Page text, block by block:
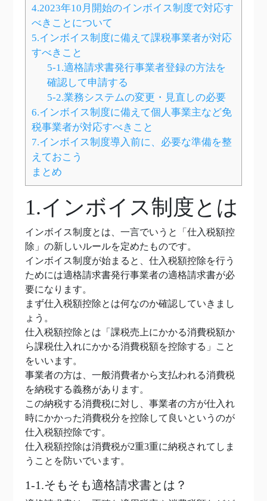
4.2023年10月開始のインボイス制度で対応す
べきことについて
5.インボイス制度に備えて課税事業者が対応
すべきこと
5-1.適格請求書発行事業者登録の方法を
確認して申請する
5-2.業務システムの変更・見直しの必要
6.インボイス制度に備えて個人事業主など免
税事業者が対応すべきこと
7.インボイス制度導入前に、必要な準備を整
えておこう
まとめ
1.インボイス制度とは
インボイス制度とは、一言でいうと「仕入税額控
除」の新しいルールを定めたものです。
インボイス制度が始まると、仕入税額控除を行う
ためには適格請求書発行事業者の適格請求書が必
要になります。
まず仕入税額控除とは何なのか確認していきまし
ょう。
仕入税額控除とは「課税売上にかかる消費税額か
ら課税仕入れにかかる消費税額を控除する」こと
をいいます。
事業者の方は、一般消費者から支払われる消費税
を納税する義務があります。
この納税する消費税に対し、事業者の方が仕入れ
時にかかった消費税分を控除して良いというのが
仕入税額控除です。
仕入税額控除は消費税が2重3重に納税されてしま
うことを防いでいます。
1-1.そもそも適格請求書とは？